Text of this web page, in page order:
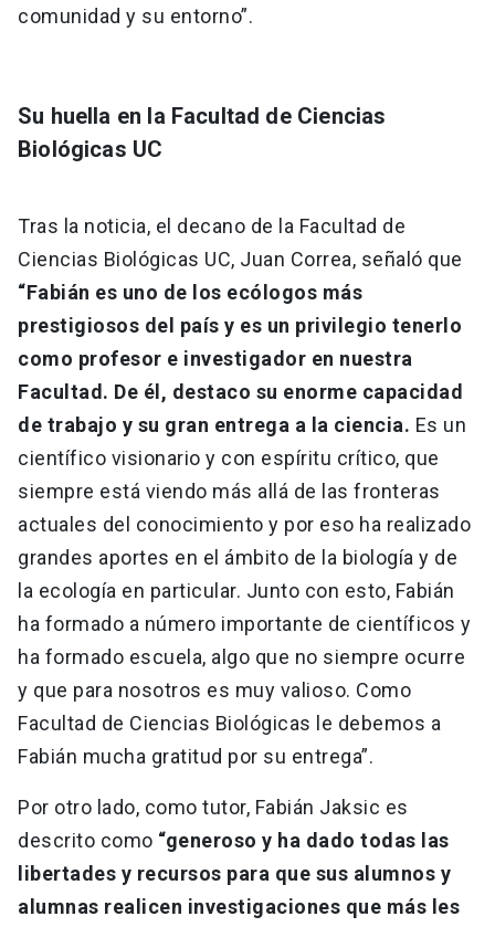
comunidad y su entorno”.
Su huella en la Facultad de Ciencias
Biológicas UC
Tras la noticia, el decano de la Facultad de
Ciencias Biológicas UC, Juan Correa, señaló que
“Fabián es uno de los ecólogos más
prestigiosos del país y es un privilegio tenerlo
como profesor e investigador en nuestra
Facultad. De él, destaco su enorme capacidad
de trabajo y su gran entrega a la ciencia. Es un
científico visionario y con espíritu crítico, que
siempre está viendo más allá de las fronteras
actuales del conocimiento y por eso ha realizado
grandes aportes en el ámbito de la biología y de
la ecología en particular. Junto con esto, Fabián
ha formado a número importante de científicos y
ha formado escuela, algo que no siempre ocurre
y que para nosotros es muy valioso. Como
Facultad de Ciencias Biológicas le debemos a
Fabián mucha gratitud por su entrega”.
Por otro lado, como tutor, Fabián Jaksic es
descrito como “generoso y ha dado todas las
libertades y recursos para que sus alumnos y
alumnas realicen investigaciones que más les